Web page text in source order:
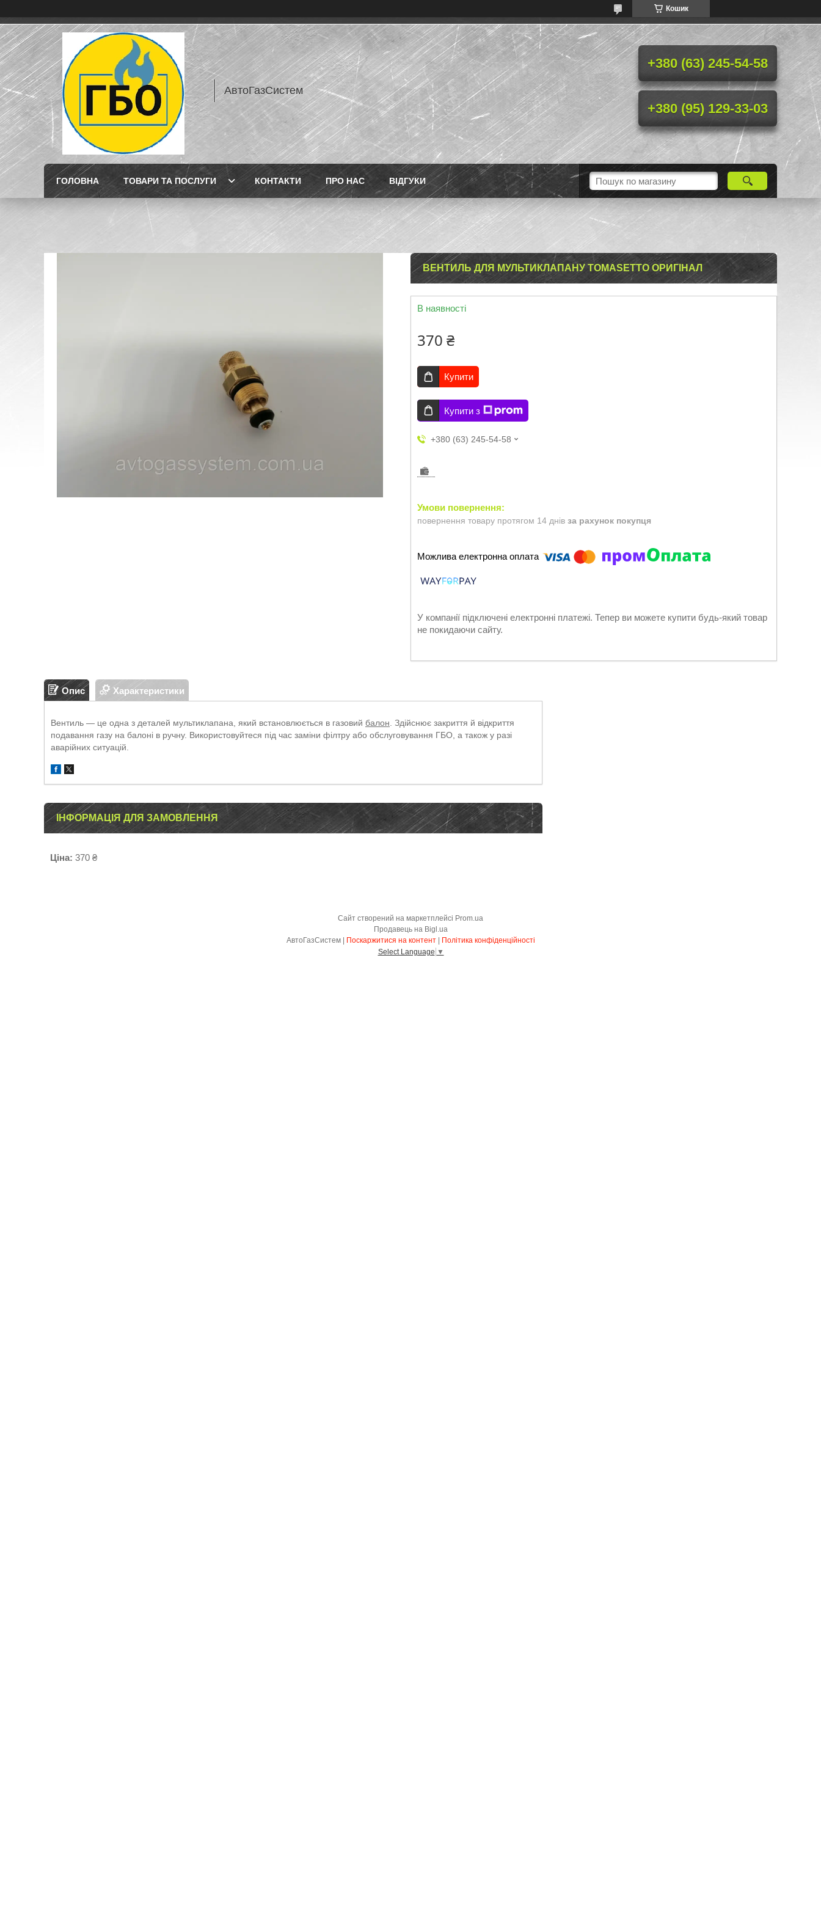
Кошик
АвтоГазСистем
+380 (63) 245-54-58
+380 (95) 129-33-03
ГОЛОВНА ТОВАРИ ТА ПОСЛУГИ КОНТАКТИ ПРО НАС ВІДГУКИ
ВЕНТИЛЬ ДЛЯ МУЛЬТИКЛАПАНУ TOMASETTO ОРИГІНАЛ
В наявності
370 ₴
Купити
Купити з
+380 (63) 245-54-58
повернення товару протягом 14 днів за рахунок покупця
У компанії підключені електронні платежі. Тепер ви можете купити будь-який товар
не покидаючи сайту.
Опис Характеристики
Вентиль — це одна з деталей мультиклапана, який встановлюється в газовий балон . Здійснює закриття й відкриття
подавання газу на балоні в ручну. Використовуйтеся під час заміни філтру або обслуговування ГБО, а також у разі
аварійних ситуацій.
ІНФОРМАЦІЯ ДЛЯ ЗАМОВЛЕННЯ
Ціна: 370 ₴
Сайт створений на маркетплейсі Prom.ua
Продавець на Bigl.ua
Поскаржитися на контент
Політика конфіденційності
Select Language ▼